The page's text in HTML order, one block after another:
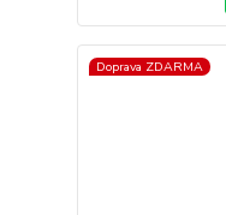
Doprava ZDARMA